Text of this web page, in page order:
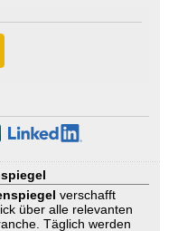
verschafft
über alle relevanten
Täglich werden